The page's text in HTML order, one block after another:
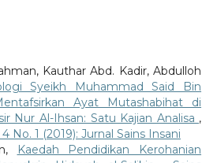
Kauthar Abd. Kadir, Abdulloh
Syeikh Muhammad Said Bin
Ayat Mutashabihat di
Nur Al-Ihsan: Satu Kajian Analisa ,
No. 1 (2019): Jurnal Sains Insani
Kaedah Pendidikan Kerohanian